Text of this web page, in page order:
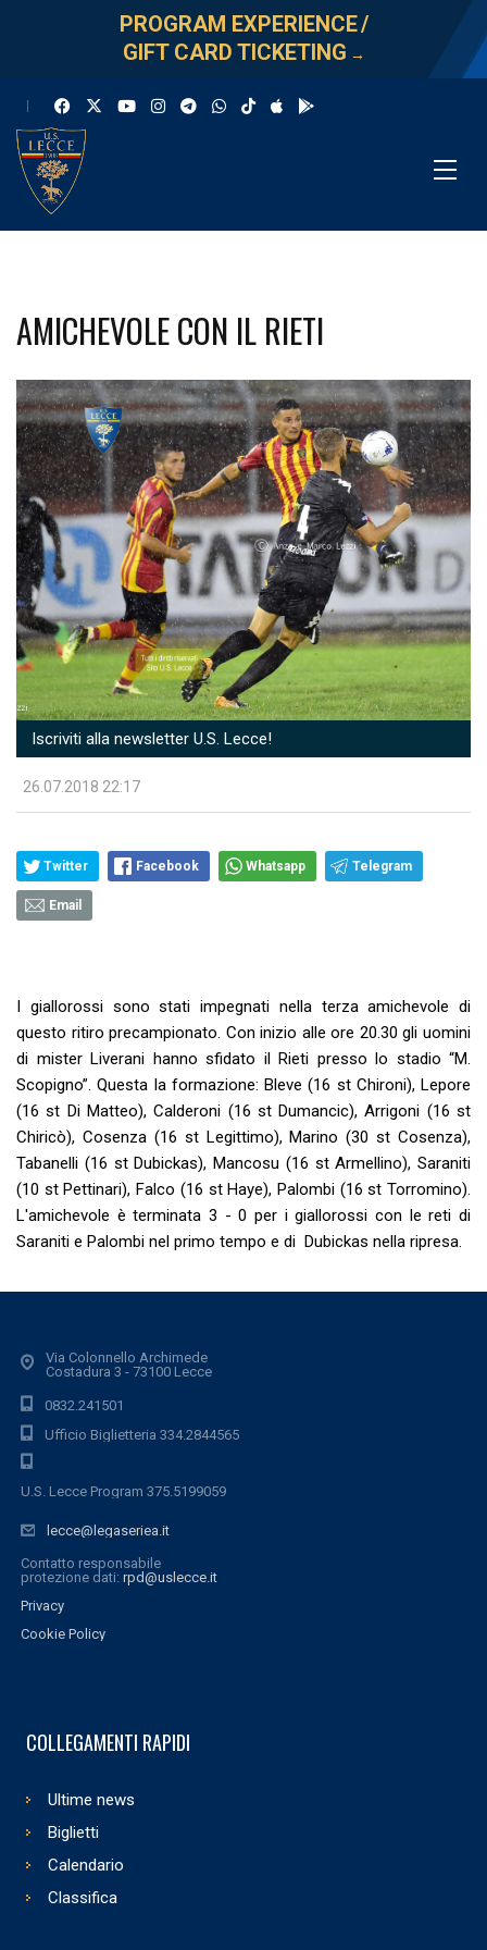
PROGRAM EXPERIENCE/
GIFT CARD TICKETING →
AMICHEVOLE CON IL RIETI
Iscriviti alla newsletter U.S. Lecce!
26.07.2018 22:17
Twitter Facebook Whatsapp Telegram
Email
I giallorossi sono stati impegnati nella terza amichevole di
questo ritiro precampionato. Con inizio alle ore 20.30 gli uomini
di mister Liverani hanno sfidato il Rieti presso lo stadio “M.
Scopigno”. Questa la formazione: Bleve (16 st Chironi), Lepore
(16 st Di Matteo), Calderoni (16 st Dumancic), Arrigoni (16 st
Chiricò), Cosenza (16 st Legittimo), Marino (30 st Cosenza),
Tabanelli (16 st Dubickas), Mancosu (16 st Armellino), Saraniti
(10 st Pettinari), Falco (16 st Haye), Palombi (16 st Torromino).
L'amichevole è terminata 3 - 0 per i giallorossi con le reti di
Saraniti e Palombi nel primo tempo e di Dubickas nella ripresa.
Via Colonnello Archimede
Costadura 3 - 73100 Lecce
0832.241501
Ufficio Biglietteria 334.2844565
U.S. Lecce Program 375.5199059
lecce@legaseriea.it
Contatto responsabile
protezione dati: rpd@uslecce.it
Privacy
Cookie Policy
COLLEGAMENTI RAPIDI
Ultime news
Biglietti
Calendario
Classifica